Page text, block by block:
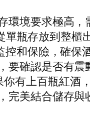
環境要求極高，
瓶存放到整櫃
和保險，確保
要確認是否有震
有上百瓶紅酒
美結合儲存與